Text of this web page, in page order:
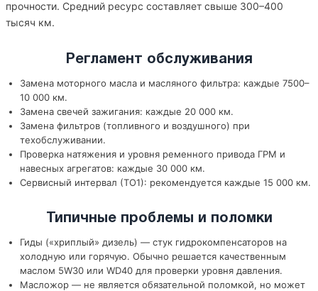
прочности. Средний ресурс составляет свыше 300–400
тысяч км.
Регламент обслуживания
Замена моторного масла и масляного фильтра: каждые 7500–
10 000 км.
Замена свечей зажигания: каждые 20 000 км.
Замена фильтров (топливного и воздушного) при
техобслуживании.
Проверка натяжения и уровня ременного привода ГРМ и
навесных агрегатов: каждые 30 000 км.
Сервисный интервал (ТО1): рекомендуется каждые 15 000 км.
Типичные проблемы и поломки
Гиды («хриплый» дизель) — стук гидрокомпенсаторов на
холодную или горячую. Обычно решается качественным
маслом 5W30 или WD40 для проверки уровня давления.
Масложор — не является обязательной поломкой, но может